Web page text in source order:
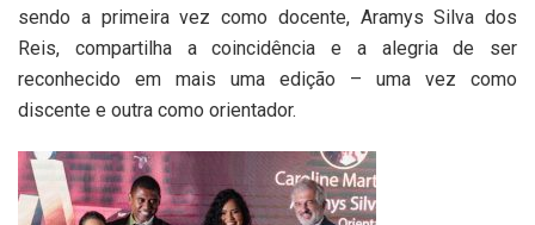
sendo a primeira vez como docente, Aramys Silva dos
Reis, compartilha a coincidência e a alegria de ser
reconhecido em mais uma edição – uma vez como
discente e outra como orientador.